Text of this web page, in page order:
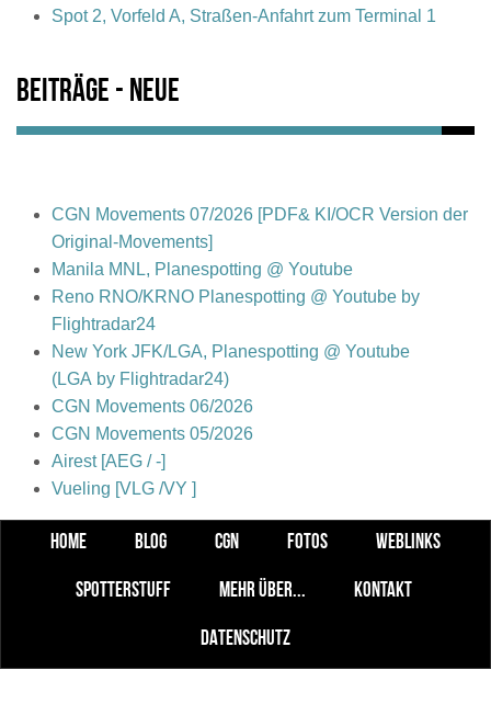
Spot 2, Vorfeld A, Straßen-Anfahrt zum Terminal 1
Beiträge - Neue
CGN Movements 07/2026 [PDF& KI/OCR Version der
Original-Movements]
Manila MNL, Planespotting @ Youtube
Reno RNO/KRNO Planespotting @ Youtube by
Flightradar24
New York JFK/LGA, Planespotting @ Youtube
(LGA by Flightradar24)
CGN Movements 06/2026
CGN Movements 05/2026
Airest [AEG / -]
Vueling [VLG /VY ]
HOME BLOG CGN FOTOS WEBLINKS
SPOTTERSTUFF MEHR ÜBER... KONTAKT
DATENSCHUTZ